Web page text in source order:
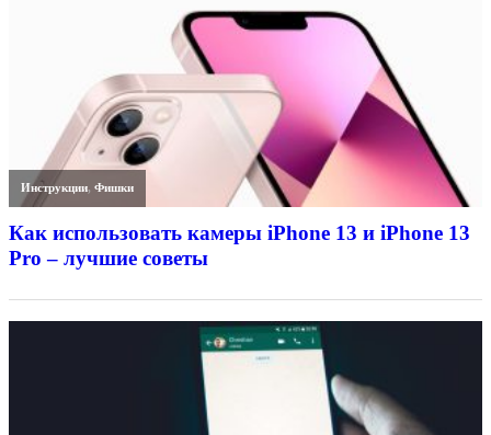
Инструкции,Фишки
Как использовать камеры iPhone 13 и iPhone 13
Pro – лучшие советы